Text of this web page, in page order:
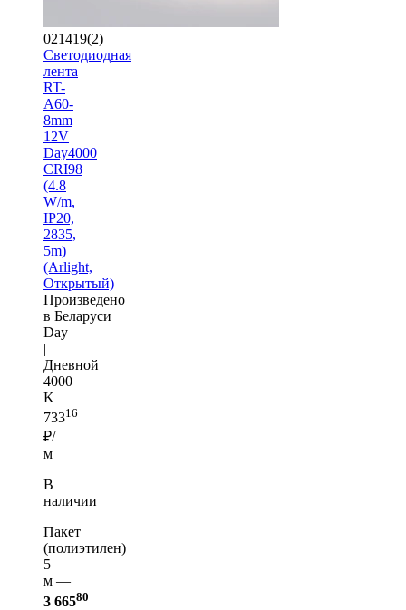
021419(2)
Светодиодная
лента
RT-
A60-
8mm
12V
Day4000
CRI98
(4.8
W/m,
IP20,
2835,
5m)
(Arlight,
Открытый)
Произведено
в Беларуси
Day
|
Дневной
4000
K
73316
₽/
м
В
наличии
Пакет
(полиэтилен)
5
м —
3 66580